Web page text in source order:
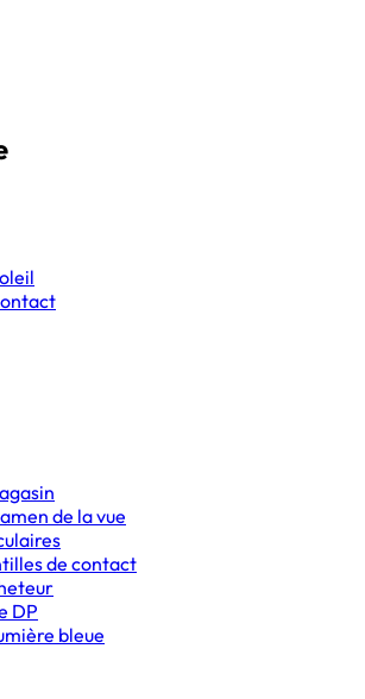
de la vue
de contact
DP
bleue